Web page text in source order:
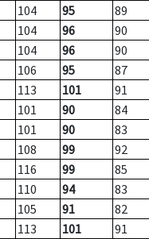
104 95
89
104 96
90
104 96
90
106 95
87
113 101
91
101 90
84
101 90
83
108 99
92
116 99
85
110 94
83
105 91
82
113 101
91